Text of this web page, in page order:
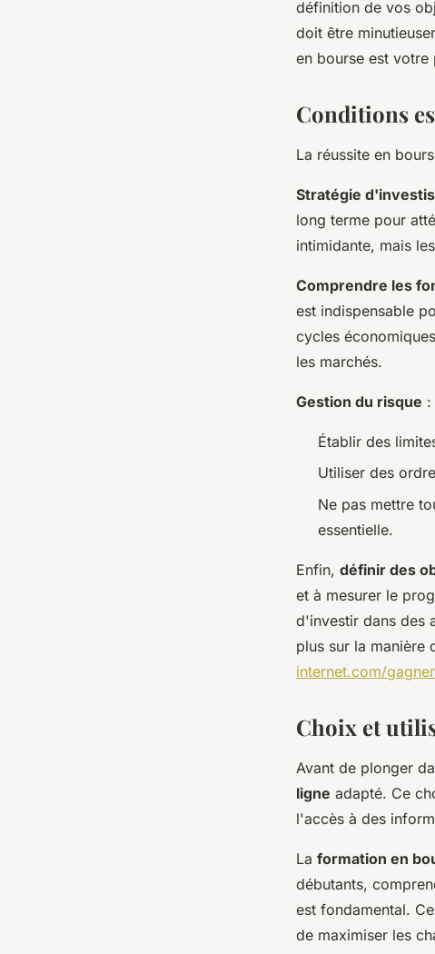
définition de vos
doit être
en bourse est votre
Conditions
La réussite en
Stratégie
long terme pour
intimidante, mais
Comprendre les
est indispensable
cycles
les marchés.
Gestion du risque :
Établir des
Utiliser des
Ne pas mettre
essentielle.
Enfin, définir des
et à mesurer le
d'investir dans des
plus sur la manière
internet.com/
Choix et
Avant de plonger
ligne adapté. Ce
l'accès à des
La formation en
débutants,
est fondamental.
de maximiser les